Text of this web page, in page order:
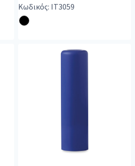
Κωδικός: IT3059